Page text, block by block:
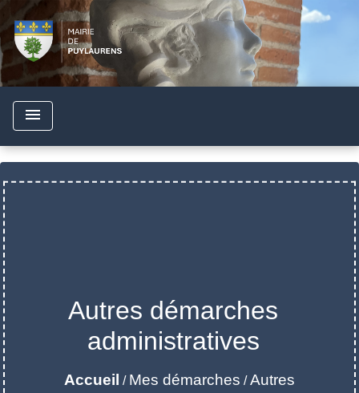
menu
Autres démarches
administratives
Accueil / Mes démarches /Autres